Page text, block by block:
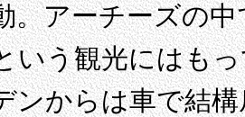
。アーチーズの
いう観光にはも
ンからは車で結